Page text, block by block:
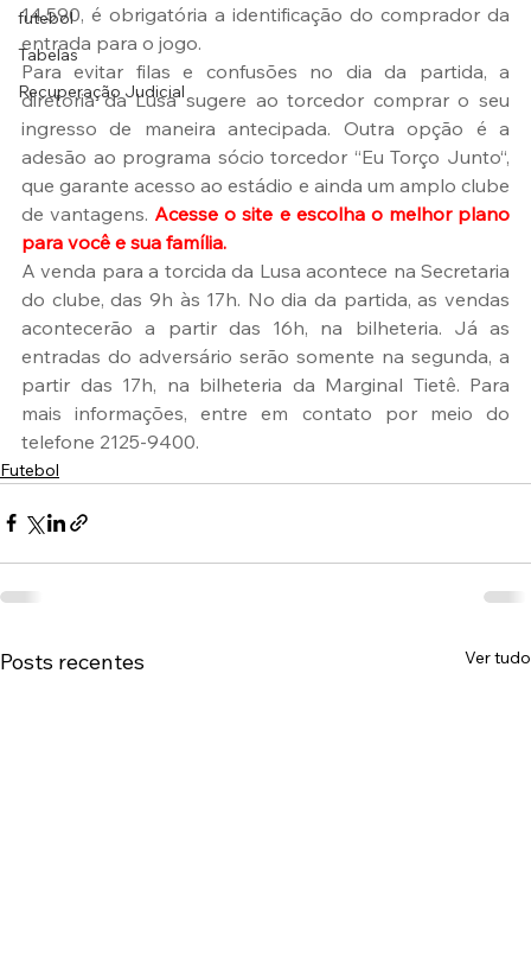
futebol
Tabelas
Recuperação Judicial
14.590, é obrigatória a identificação do comprador da
entrada para o jogo.
Para evitar filas e confusões no dia da partida, a
diretoria da Lusa sugere ao torcedor comprar o seu
ingresso de maneira antecipada. Outra opção é a
adesão ao programa sócio torcedor “Eu Torço Junto“,
que garante acesso ao estádio e ainda um amplo clube
de vantagens. Acesse o site e escolha o melhor plano
para você e sua família.
A venda para a torcida da Lusa acontece na Secretaria
do clube, das 9h às 17h. No dia da partida, as vendas
acontecerão a partir das 16h, na bilheteria. Já as
entradas do adversário serão somente na segunda, a
partir das 17h, na bilheteria da Marginal Tietê. Para
mais informações, entre em contato por meio do
telefone 2125-9400.
Futebol
Posts recentes Ver tudo